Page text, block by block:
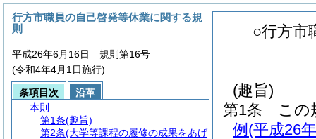
○行方市
(趣旨)
第1条
この
例 (平成26
行方市職員の自己啓発等休業に関する規
則
平成26年6月16日 規則第16号
(令和4年4月1日施行)
条項目次
沿革
本則
第1条(趣旨)
第2条(大学等課程の履修の成果をあげ